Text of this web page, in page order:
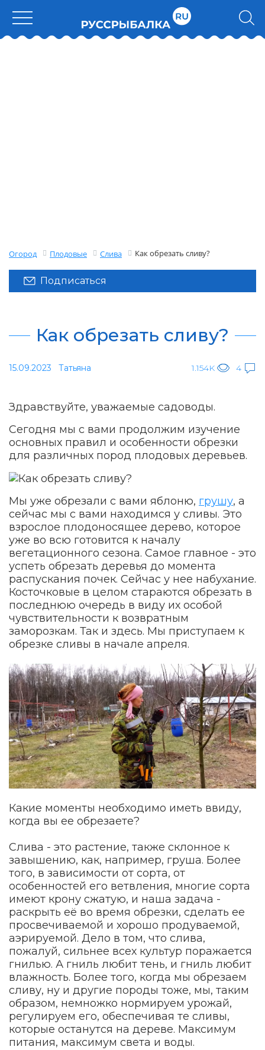
Огород Плодовые Слива Как обрезать сливу?
Подписаться
Как обрезать сливу?
15.09.2023 Татьяна 1.154K 4
Здравствуйте, уважаемые садоводы.
Сегодня мы с вами продолжим изучение
основных правил и особенности обрезки
для различных пород плодовых деревьев.
Мы уже обрезали с вами яблоню, грушу, а
сейчас мы с вами находимся у сливы. Это
взрослое плодоносящее дерево, которое
уже во всю готовится к началу
вегетационного сезона. Самое главное - это
успеть обрезать деревья до момента
распускания почек. Сейчас у нее набухание.
Косточковые в целом стараются обрезать в
последнюю очередь в виду их особой
чувствительности к возвратным
заморозкам. Так и здесь. Мы приступаем к
обрезке сливы в начале апреля.
Какие моменты необходимо иметь ввиду,
когда вы ее обрезаете?
Слива - это растение, также склонное к
завышению, как, например, груша. Более
того, в зависимости от сорта, от
особенностей его ветвления, многие сорта
имеют крону сжатую, и наша задача -
раскрыть её во время обрезки, сделать ее
просвечиваемой и хорошо продуваемой,
аэрируемой. Дело в том, что слива,
пожалуй, сильнее всех культур поражается
гнилью. А гниль любит тень, и гниль любит
влажность. Более того, когда мы обрезаем
сливу, ну и другие породы тоже, мы, таким
образом, немножко нормируем урожай,
регулируем его, обеспечивая те сливы,
которые останутся на дереве. Максимум
питания, максимум света и воды.